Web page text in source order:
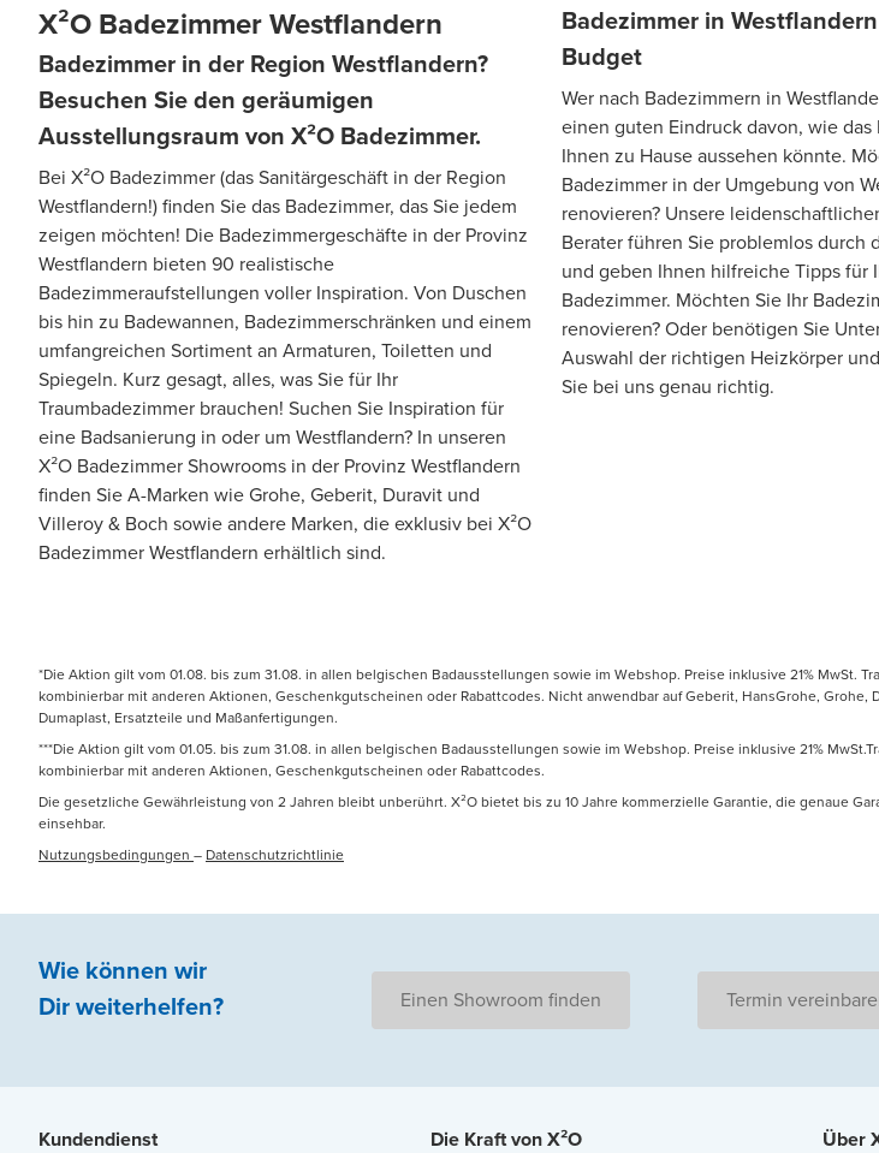
X²O Badezimmer Westflandern
Badezimmer in der Region Westflandern?
Besuchen Sie den geräumigen
Ausstellungsraum von X²O Badezimmer.
Bei X²O Badezimmer (das Sanitärgeschäft in der Region
Westflandern!) finden Sie das Badezimmer, das Sie jedem
zeigen möchten! Die Badezimmergeschäfte in der Provinz
Westflandern bieten 90 realistische
Badezimmeraufstellungen voller Inspiration. Von Duschen
bis hin zu Badewannen, Badezimmerschränken und einem
umfangreichen Sortiment an Armaturen, Toiletten und
Spiegeln. Kurz gesagt, alles, was Sie für Ihr
Traumbadezimmer brauchen! Suchen Sie Inspiration für
eine Badsanierung in oder um Westflandern? In unseren
X²O Badezimmer Showrooms in der Provinz Westflandern
finden Sie A-Marken wie Grohe, Geberit, Duravit und
Villeroy & Boch sowie andere Marken, die exklusiv bei X²O
Badezimmer Westflandern erhältlich sind.
Badezimmer in
Budget
Wer nach Badezimmern in
einen guten Eindruck davon, wie das
Ihnen zu Hause aussehen könnte.
Badezimmer in der Umgebung von
renovieren? Unsere
Berater führen Sie problemlos durch
und geben Ihnen hilfreiche Tipps für
Badezimmer. Möchten Sie Ihr
renovieren? Oder benötigen Sie
Auswahl der richtigen Heizkörper
Sie bei uns genau richtig.
*Die Aktion gilt vom 01.08. bis zum 31.08. in allen belgischen Badausstellungen sowie im Webshop. Preise inklusive 21%
kombinierbar mit anderen Aktionen, Geschenkgutscheinen oder Rabattcodes. Nicht anwendbar auf Geberit, HansGrohe, Grohe,
Dumaplast, Ersatzteile und Maßanfertigungen.
***Die Aktion gilt vom 01.05. bis zum 31.08. in allen belgischen Badausstellungen sowie im Webshop. Preise inklusive 21%
kombinierbar mit anderen Aktionen, Geschenkgutscheinen oder Rabattcodes.
Die gesetzliche Gewährleistung von 2 Jahren bleibt unberührt. X²O bietet bis zu 10 Jahre kommerzielle Garantie, die genaue
einsehbar.
Nutzungsbedingungen – Datenschutzrichtlinie
Wie können wir
Dir weiterhelfen? Einen Showroom finden Termin
Kundendienst Die Kraft von X²O Über